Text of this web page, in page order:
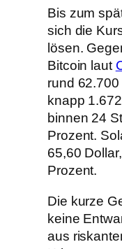
Bis zum
sich die
lösen.
Bitcoin laut
rund
knapp
binnen 24
Prozent.
65,60
Prozent.
Die kurze
keine
aus